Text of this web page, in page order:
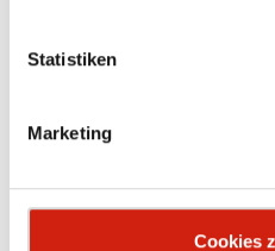
Statistiken
Marketing
Cookies